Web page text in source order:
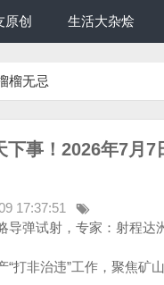
原创 生活大杂烩
榴无忌
事！2026年7月7
17:37:51
弹试射，专家：射程达
打非治违”工作，聚焦矿